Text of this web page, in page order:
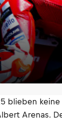
blieben
Arenas.